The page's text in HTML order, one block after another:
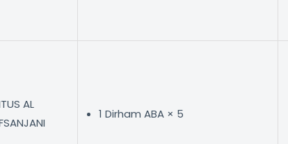
AL
1 Dirham ABA × 5